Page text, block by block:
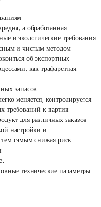
а обработанная
и экологические требования
и чистым методом
об экспортных
как трафаретная
запасов
меняется, контролируется
требований к партии
для различных заказов
настройки и
самым снижая риск
технические параметры